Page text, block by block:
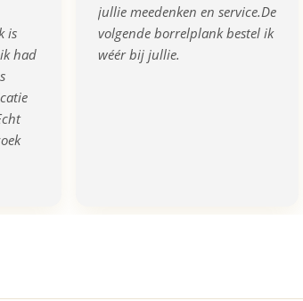
is
had
jullie meedenken en service.De
volgende borrelplank bestel ik
wéér bij jullie.